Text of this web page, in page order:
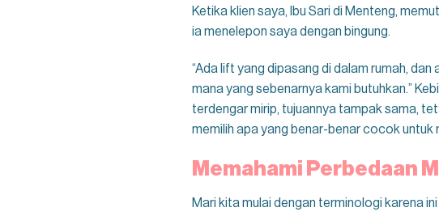
Ketika klien saya, Ibu Sari di Menteng,
ia menelepon saya dengan bingung.
“Ada lift yang dipasang di dalam rumah,
mana yang sebenarnya kami butuhkan.”
terdengar mirip, tujuannya tampak sama,
memilih apa yang benar-benar cocok untuk
Memahami Perbedaan
Mari kita mulai dengan terminologi karena